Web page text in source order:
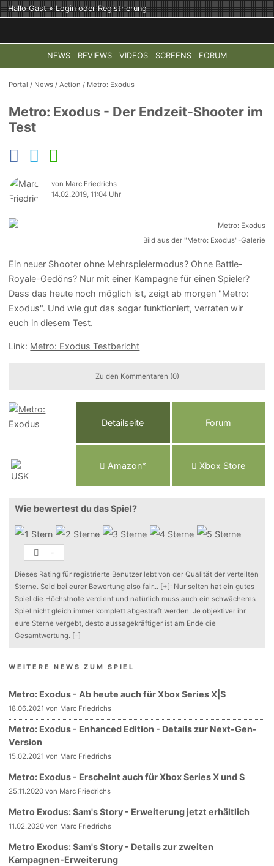
Hallo Gast »LoginoderRegistrierung
NEWS REVIEWS VIDEOS SCREENS FORUM
TOP-THEMEN: COD: MODERN WARFARE 4 HALO:
Portal / News /Action / Metro: Exodus
Metro: Exodus - Der Endzeit-Shooter im
Test
von Marc Friedrichs
14.02.2019, 11:04 Uhr
Bild aus der "Metro: Exodus"-Galerie
Ein neuer Shooter ohne Mehrspielermodus? Ohne Battle-
Royale-Gedöns? Nur mit einer Kampagne für einen Spieler?
Dass das heute noch möglich ist, zeigt ab morgen "Metro:
Exodus". Und wie gut das sogar funktioniert, verraten wir
euch in diesem Test.
Link: Metro: Exodus Testbericht
Zu den Kommentaren (0)
Detailseite Forum
Amazon* Xbox Store
Wie bewertest du das Spiel?
-
Dieses Rating für registrierte Benutzer lebt von der Qualität der verteilten
Sterne. Seid bei eurer Bewertung also fair... [+]: Nur selten hat ein gutes
Spiel die Höchstnote verdient und natürlich muss auch ein schwächeres
Spiel nicht gleich immer komplett abgestraft werden. Je objektiver ihr
eure Sterne vergebt, desto aussagekräftiger ist am Ende die
Gesamtwertung. [–]
WEITERE NEWS ZUM SPIEL
Metro: Exodus - Ab heute auch für Xbox Series X|S
18.06.2021 von Marc Friedrichs
Metro: Exodus - Enhanced Edition - Details zur Next-Gen-
Version
15.02.2021 von Marc Friedrichs
Metro: Exodus - Erscheint auch für Xbox Series X und S
25.11.2020 von Marc Friedrichs
Metro Exodus: Sam's Story - Erweiterung jetzt erhältlich
11.02.2020 von Marc Friedrichs
Metro Exodus: Sam's Story - Details zur zweiten
Kampagnen-Erweiterung